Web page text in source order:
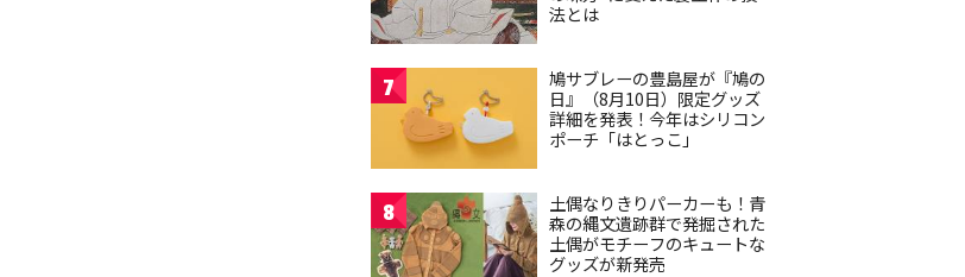
法とは
7
鳩サブレーの豊島屋が『鳩の
日』（8月10日）限定グッズ
詳細を発表！今年はシリコン
ポーチ「はとっこ」
8
土偶なりきりパーカーも！青
森の縄文遺跡群で発掘された
土偶がモチーフのキュートな
グッズが新発売